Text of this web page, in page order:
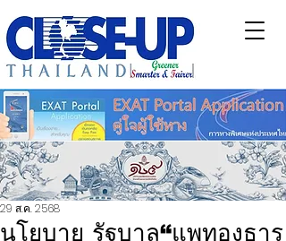
นโยบาย รัฐบาล“แพทองธาร
29 ส.ค. 2568